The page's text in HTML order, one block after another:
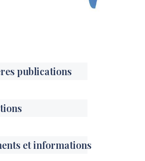
publications
et informations